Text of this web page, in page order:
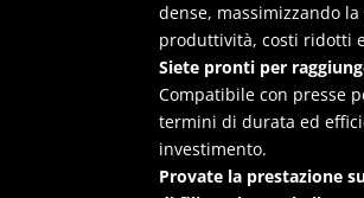
dense, massimizzando
produttività, costi ridotti
Siete pronti per
Compatibile con presse
termini di durata ed
investimento.
Provate la prestazione